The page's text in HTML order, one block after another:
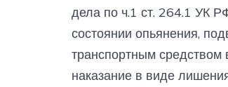
дела по ч.1 ст. 264.1 УК
состоянии опьянения,
транспортным средством
наказание в виде